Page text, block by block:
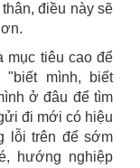
điều này sẽ
mục tiêu cao để
mình, biết
ở đâu để tìm
đi mới có hiệu
lỗi trên để sớm
hướng nghiệp